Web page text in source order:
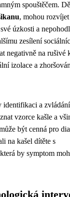
spouštěčem.
, mohou rozvíjet
úzkosti a
zesílení
negativně na rušivé
izolace a
identifikaci a zvládání
vzorce kašle a
být cenná pro
na kašel dítěte s
by symptom